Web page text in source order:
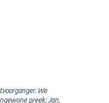
We
preek: Jan,